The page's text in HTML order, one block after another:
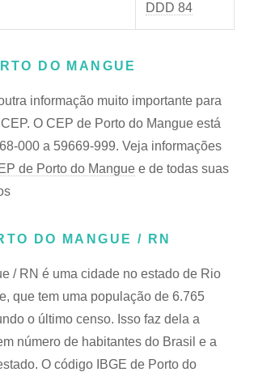
DDD 84
DO MANGUE
informação muito importante para
O CEP de Porto do Mangue está
000 a 59669-999. Veja informações
de Porto do Mangue e de todas suas
DO MANGUE / RN
/ RN é uma cidade no estado de Rio
que tem uma população de 6.765
o último censo. Isso faz dela a
número de habitantes do Brasil e a
O código IBGE de Porto do